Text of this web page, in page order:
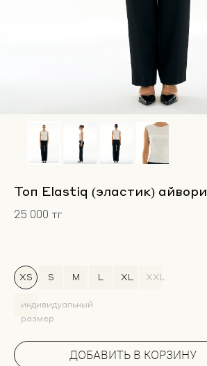
Топ Elastiq (эластик) айвори
25 000 тг
XS S M L XL ХХL
индивидуальный
размер
ДОБАВИТЬ В КОРЗИНУ